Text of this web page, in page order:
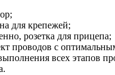
для крепежей;
розетка для прицепа;
проводов с
всех этапов